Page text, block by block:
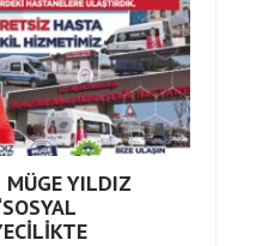
MÜGE YILDIZ